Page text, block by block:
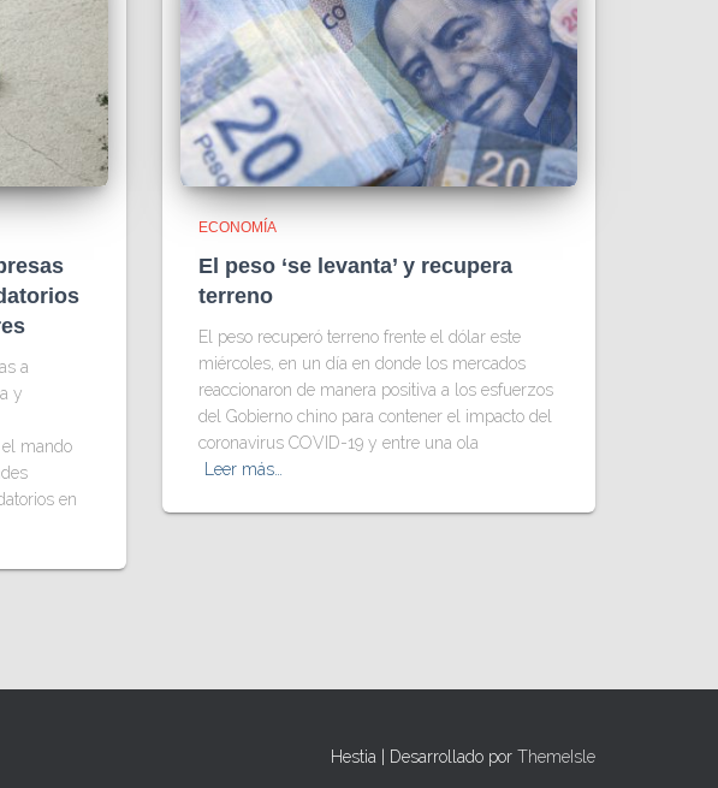
a
y
el mando
en
ECONOMÍA
El peso ‘se levanta’ y recupera
terreno
El peso recuperó terreno frente el dólar este
miércoles, en un día en donde los mercados
reaccionaron de manera positiva a los esfuerzos
del Gobierno chino para contener el impacto del
coronavirus COVID-19 y entre una ola
Leer más…
Hestia | Desarrollado por ThemeIsle